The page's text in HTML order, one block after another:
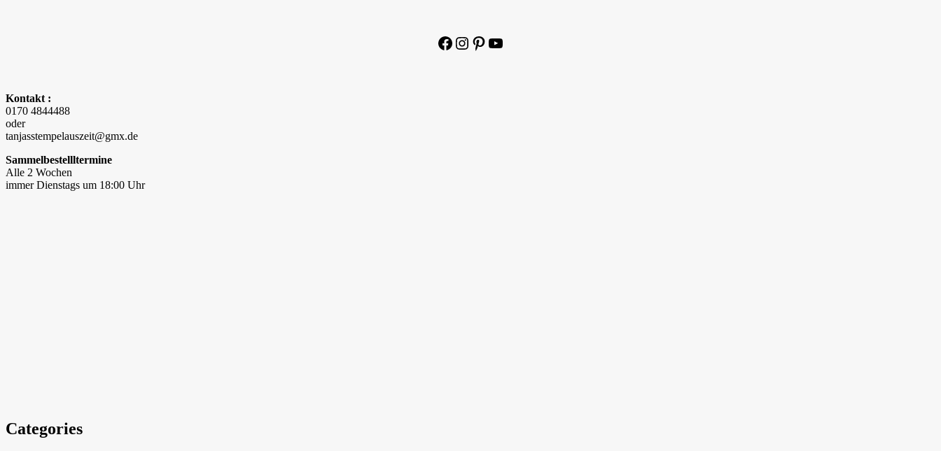
Facebook
Instagram
Pinterest
YouTube
Kontakt :
0170 4844488
oder
tanjasstempelauszeit@gmx.de
Sammelbestellltermine
Alle 2 Wochen
immer Dienstags um 18:00 Uhr
Categories